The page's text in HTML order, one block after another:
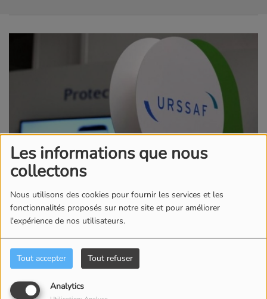
Les informations que nous
collectons
Nous utilisons des cookies pour fournir les services et les
fonctionnalités proposés sur notre site et pour améliorer
l'expérience de nos utilisateurs.
Tout accepter Tout refuser
Analytics
21 AVRIL 2026
Certains usagers du service de l’Urssaf reçoivent
actuellement un mail frauduleux. Le message invite
à prendre un rendez-vous en visioconférence pour
un contrôle Urssaf, en exploitant la crainte d’un